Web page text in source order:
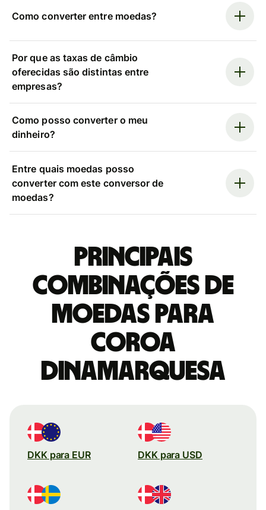
Como converter entre moedas?
Por que as taxas de câmbio
oferecidas são distintas entre
empresas?
Como posso converter o meu
dinheiro?
Entre quais moedas posso
converter com este conversor de
moedas?
Principais
combinações de
moedas para
Coroa
dinamarquesa
DKK para EUR DKK para USD